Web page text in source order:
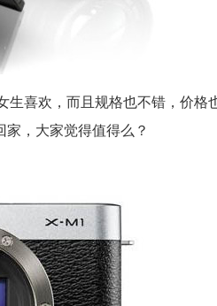
喜欢，而且规格也不错，价格
，大家觉得值得么？